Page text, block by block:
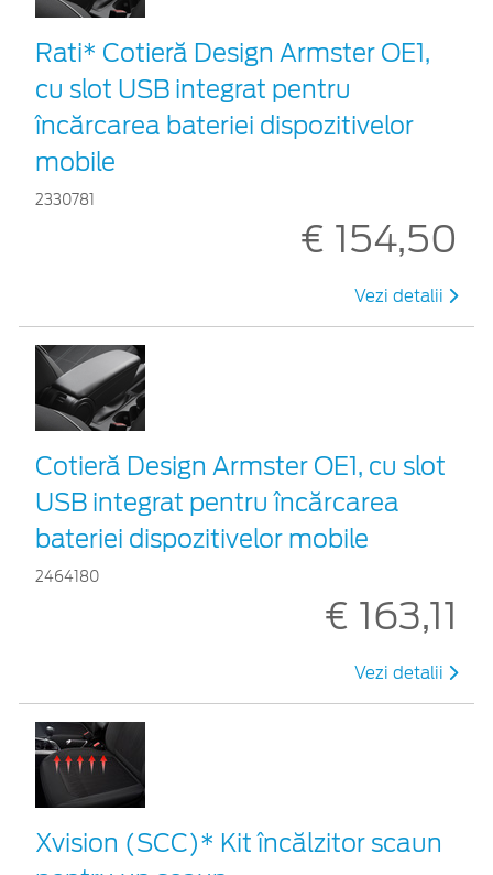
Rati* Cotieră Design Armster OE1,
cu slot USB integrat pentru
încărcarea bateriei dispozitivelor
mobile
2330781
€ 154,50
Vezi detalii
Cotieră Design Armster OE1, cu slot
USB integrat pentru încărcarea
bateriei dispozitivelor mobile
2464180
€ 163,11
Vezi detalii
Xvision (SCC)* Kit încălzitor scaun